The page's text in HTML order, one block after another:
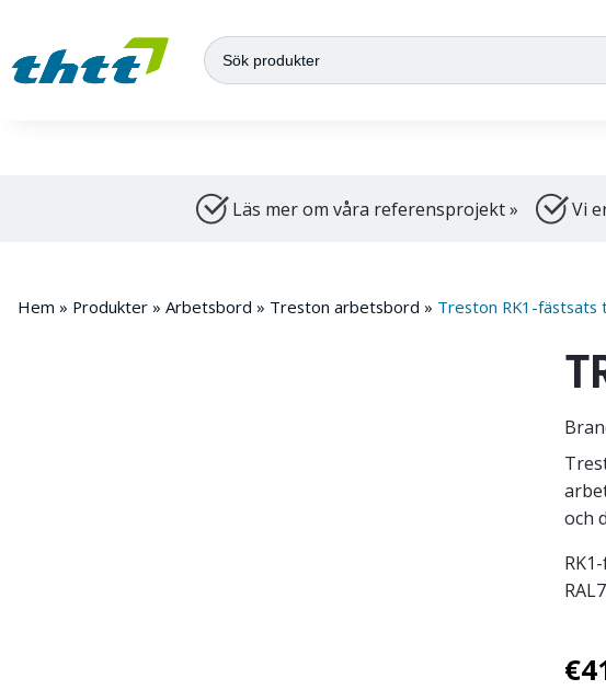
Läs mer om våra referensprojekt » Vi
Hem » Produkter » Arbetsbord » Treston arbetsbord » Treston RK1-fästsats
och
€